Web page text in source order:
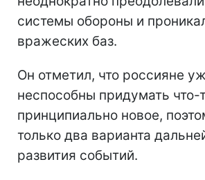
системы обороны и
вражеских баз.
Он отметил, что россияне
неспособны придумать что-
принципиально новое,
только два варианта
развития событий.